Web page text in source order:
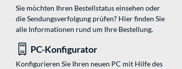
Sie möchten Ihren Bestellstatus einsehen oder
die Sendungsverfolgung prüfen? Hier finden Sie
alle Informationen rund um Ihre Bestellung.
PC-Konfigurator
Konfigurieren Sie Ihren neuen PC mit Hilfe des